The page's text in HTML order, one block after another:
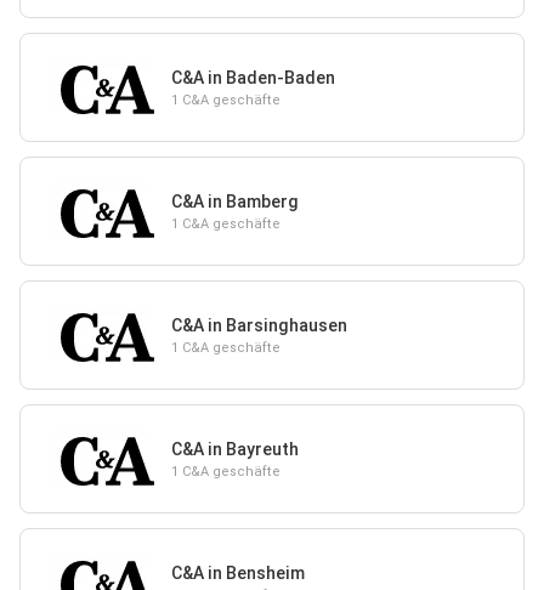
C&A in Baden-Baden
1 C&A geschäfte
C&A in Bamberg
1 C&A geschäfte
C&A in Barsinghausen
1 C&A geschäfte
C&A in Bayreuth
1 C&A geschäfte
C&A in Bensheim